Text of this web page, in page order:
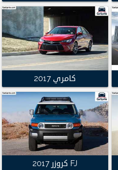
كامري 2017
FJ كروزر 2017